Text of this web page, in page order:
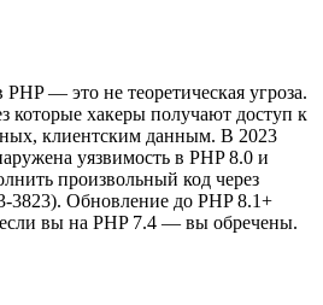
— это не теоретическая угроза.
которые хакеры получают доступ к
клиентским данным. В 2023
уязвимость в PHP 8.0 и
произвольный код через
3823). Обновление до PHP 8.1+
вы на PHP 7.4 — вы обречены.